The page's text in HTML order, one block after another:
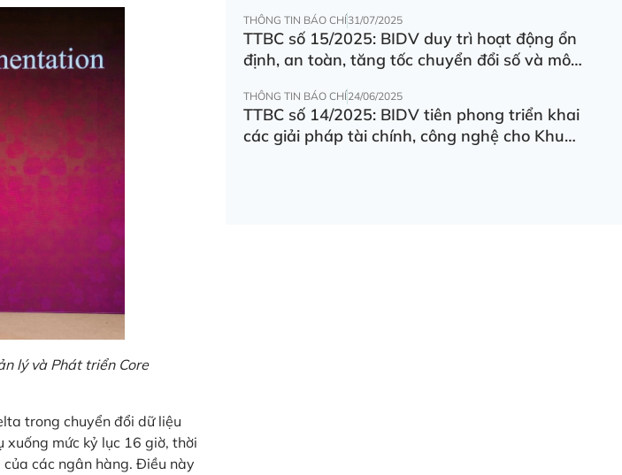
lý và Phát triển Core
trong chuyển đổi dữ liệu
mức kỷ lục 16 giờ, thời
các ngân hàng. Điều này
THÔNG TIN BÁO CHÍ31/07/2025
TTBC số 15/2025: BIDV duy trì hoạt động ổn
định, an toàn, tăng tốc chuyển đổi số và mô
THÔNG TIN BÁO CHÍ24/06/2025
TTBC số 14/2025: BIDV tiên phong triển khai
các giải pháp tài chính, công nghệ cho Khu